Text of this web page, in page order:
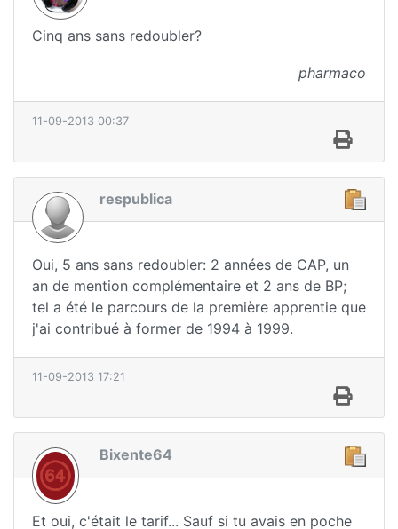
Cinq ans sans redoubler?
pharmaco
11-09-2013 00:37
respublica
Oui, 5 ans sans redoubler: 2 années de CAP, un
an de mention complémentaire et 2 ans de BP;
tel a été le parcours de la première apprentie que
j'ai contribué à former de 1994 à 1999.
11-09-2013 17:21
Bixente64
Et oui, c'était le tarif... Sauf si tu avais en poche